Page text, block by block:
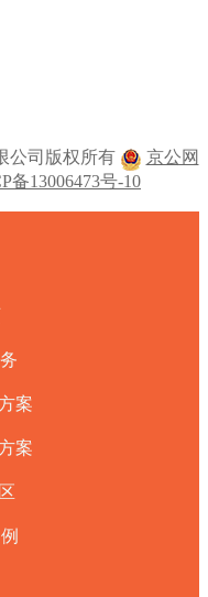
公司版权所有
京公网
备13006473号-10
案
案